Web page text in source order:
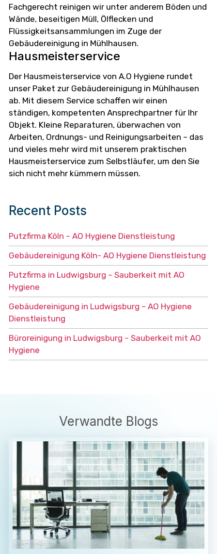
Fachgerecht reinigen wir unter anderem Böden und
Wände, beseitigen Müll, Ölflecken und
Flüssigkeitsansammlungen im Zuge der
Gebäudereinigung in Mühlhausen.
Hausmeisterservice
Der Hausmeisterservice von A.O Hygiene rundet
unser Paket zur Gebäudereinigung in Mühlhausen
ab. Mit diesem Service schaffen wir einen
ständigen, kompetenten Ansprechpartner für Ihr
Objekt. Kleine Reparaturen, überwachen von
Arbeiten, Ordnungs- und Reinigungsarbeiten – das
und vieles mehr wird mit unserem praktischen
Hausmeisterservice zum Selbstläufer, um den Sie
sich nicht mehr kümmern müssen.
Recent Posts
Putzfirma Köln – AO Hygiene Dienstleistung
Gebäudereinigung Köln- AO Hygiene Dienstleistung
Putzfirma in Ludwigsburg – Sauberkeit mit AO
Hygiene
Gebäudereinigung in Ludwigsburg – AO Hygiene
Dienstleistung
Büroreinigung in Ludwigsburg – Sauberkeit mit AO
Hygiene
Verwandte Blogs